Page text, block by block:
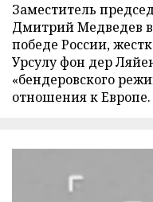
Заместитель
Дмитрий Медведев
победе России,
Урсулу фон дер
«бендеровского
отношения к Европе.